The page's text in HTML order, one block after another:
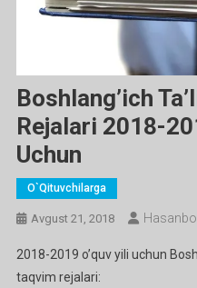
Boshlang’ich
Rejalari 2018-
Uchun
O`qituvchilarga
Avgust 21, 2018
2018-2019 o’quv yili uchun
taqvim rejalari: